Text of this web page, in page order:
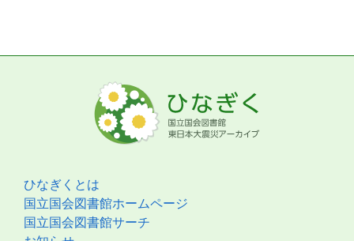
ひなぎくとは
国立国会図書館ホームページ
国立国会図書館サーチ